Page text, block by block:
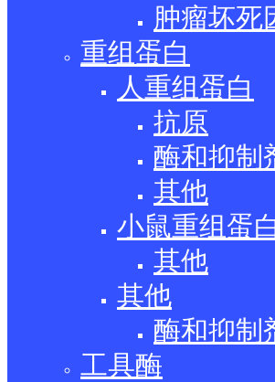
肿瘤坏死
重组蛋白
人重组蛋白
抗原
酶和抑制
其他
小鼠重组蛋
其他
其他
酶和抑制
工具酶